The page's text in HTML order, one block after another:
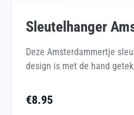
Sleutelhanger
Deze Amsterdammertje
design is met de hand
€8.95